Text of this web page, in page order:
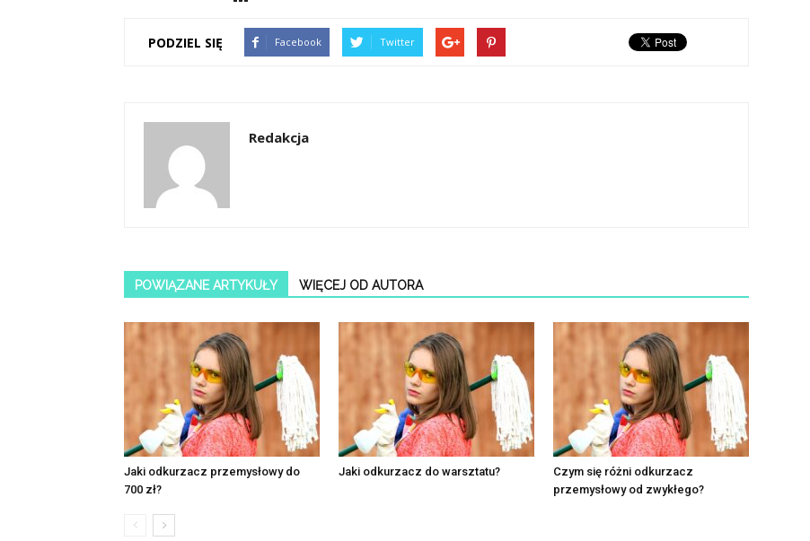
PODZIEL SIĘ Facebook Twitter
Redakcja
POWIĄZANE ARTYKUŁY WIĘCEJ OD AUTORA
Jaki odkurzacz przemysłowy do
700 zł?
Jaki odkurzacz do warsztatu?
Czym się różni odkurzacz
przemysłowy od zwykłego?